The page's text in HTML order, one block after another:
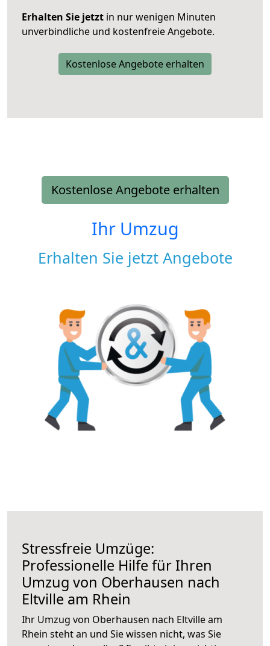
Erhalten Sie jetzt in nur wenigen Minuten
unverbindliche und kostenfreie Angebote.
Kostenlose Angebote erhalten
Kostenlose Angebote erhalten
Ihr Umzug
Erhalten Sie jetzt Angebote
Stressfreie Umzüge:
Professionelle Hilfe für Ihren
Umzug von Oberhausen nach
Eltville am Rhein
Ihr Umzug von Oberhausen nach Eltville am
Rhein steht an und Sie wissen nicht, was Sie